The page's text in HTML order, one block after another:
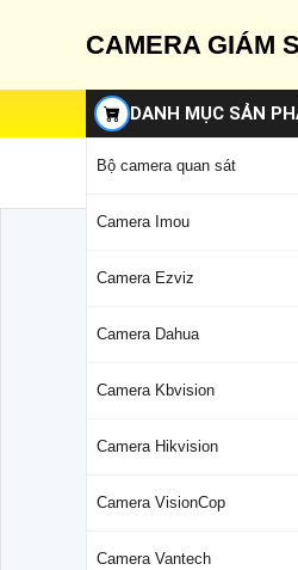
CAMERA GIÁM
DANH MỤC SẢN
Bộ camera quan sát
Camera Imou
Camera Ezviz
Camera Dahua
Camera Kbvision
Camera Hikvision
Camera VisionCop
Camera Vantech
Camera Quan Sát
DH-T2A-